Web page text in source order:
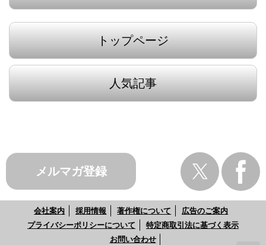
トップページ
人気記事
メルマガ登録
会社案内 採用情報 著作権について
広告のご案内
プライバシーポリシーについて
特定商取引法に基づく表示
お問い合わせ